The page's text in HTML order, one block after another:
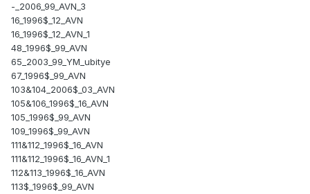
-_2006_99_AVN_3
16_1996$_12_AVN
16_1996$_12_AVN_1
48_1996$_99_AVN
65_2003_99_YM_ubitye
67_1996$_99_AVN
103&104_2006$_03_AVN
105&106_1996$_16_AVN
105_1996$_99_AVN
109_1996$_99_AVN
111&112_1996$_16_AVN
111&112_1996$_16_AVN_1
112&113_1996$_16_AVN
113$_1996$_99_AVN